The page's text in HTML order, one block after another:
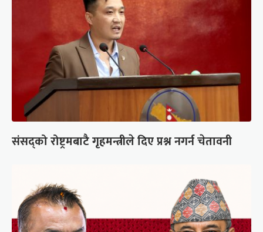
संसद्को रोष्ट्रमबाटै गृहमन्त्रीले दिए प्रश्न नगर्न चेतावनी